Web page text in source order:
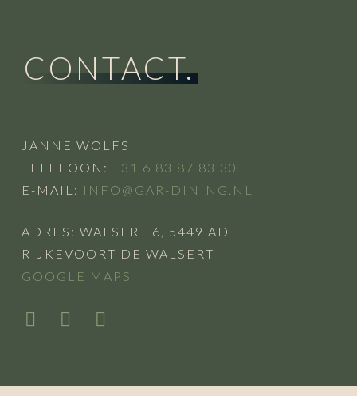
CONTACT.
JANNE WOLFS
TELEFOON: +31 6 83 87 83 30
E-MAIL: INFO@GAR-DINING.NL
ADRES: WALSERT 6, 5449 AD
RIJKEVOORT DE WALSERT
GOOGLE MAPS